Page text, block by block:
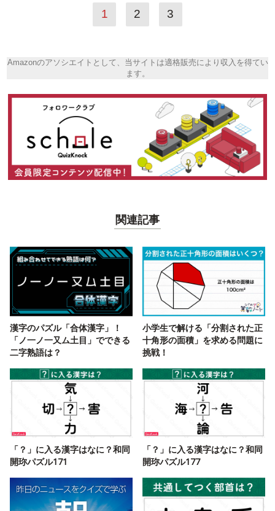
1 2 3
Amazonのアソシエイトとして、当サイトは適格販売により収入を得てい
ます。
関連記事
漢字のパズル「合体漢字」！
「ノ一ノ一又ム土目」でできる
二字熟語は？
小学生で解ける「分割された正
十角形の面積」を求める問題に
挑戦！
「？」に入る漢字はなに？和同
開珎パズル171
「？」に入る漢字はなに？和同
開珎パズル177